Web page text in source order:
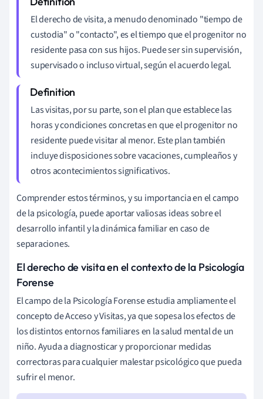
El derecho de visita, a menudo denominado "tiempo de
custodia" o "contacto", es el tiempo que el progenitor no
residente pasa con sus hijos. Puede ser sin supervisión,
supervisado o incluso virtual, según el acuerdo legal.
Las visitas, por su parte, son el plan que establece las
horas y condiciones concretas en que el progenitor no
residente puede visitar al menor. Este plan también
incluye disposiciones sobre vacaciones, cumpleaños y
otros acontecimientos significativos.
Comprender estos términos, y su importancia en el campo
de la psicología, puede aportar valiosas ideas sobre el
desarrollo infantil y la dinámica familiar en caso de
separaciones.
El derecho de visita en el contexto de la Psicología
Forense
El campo de la Psicología Forense estudia ampliamente el
concepto de Acceso y Visitas, ya que sopesa los efectos de
los distintos entornos familiares en la salud mental de un
niño. Ayuda a diagnosticar y proporcionar medidas
correctoras para cualquier malestar psicológico que pueda
sufrir el menor.